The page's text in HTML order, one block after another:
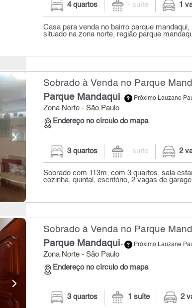
4 quartos - suíte 1
Casa para venda no bairro parque
situado na zona norte, região parque
Sobrado à Venda no Parque
Parque Mandaqui- Próximo Lauzane
Zona Norte - São Paulo
Endereço no círculo do mapa
3 quartos - suíte 2
Sobrado com 113m, com 3 quartos, sala
cozinha, quintal, escritório, 2 vagas de
Sobrado à Venda no Parque
Parque Mandaqui- Próximo Lauzane
Zona Norte - São Paulo
Endereço no círculo do mapa
3 quartos 1 suíte 2